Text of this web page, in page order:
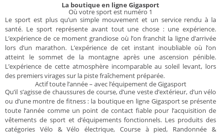
La boutique en ligne Gigasport
Où votre sport est numéro 1
Le sport est plus qu’un simple mouvement et un service rendu à la
santé. Le sport représente avant tout une chose : une expérience.
L’expérience de ce moment grandiose où l’on franchit la ligne d’arrivée
lors d’un marathon. L’expérience de cet instant inoubliable où l’on
atteint le sommet de la montagne après une ascension pénible.
L’expérience de cette atmosphère incomparable au soleil levant, lors
des premiers virages sur la piste fraîchement préparée.
Actif toute l’année – avec l’équipement de Gigasport
Qu’il s’agisse de chaussures de course, d’une veste d’extérieur, d’un vélo
ou d’une montre de fitness : la boutique en ligne Gigasport se présente
toute l’année comme un point de contact fiable pour l’acquisition de
vêtements de sport et d’équipements fonctionnels. Les produits des
catégories Vélo & Vélo électrique, Course à pied, Randonnée &